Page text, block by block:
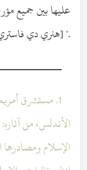
عليها بين جميع
." [هنري دي فاستري
1. مستشرق
الأندلس، من